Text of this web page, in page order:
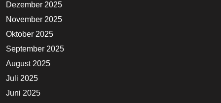
Dezember 2025
November 2025
Oktober 2025
September 2025
August 2025
Juli 2025
Juni 2025